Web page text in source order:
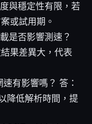
與穩定性有限，若
或試用期。
是否影響測速？
果差異大，代表
有影響嗎？ 答：
降低解析時間，提